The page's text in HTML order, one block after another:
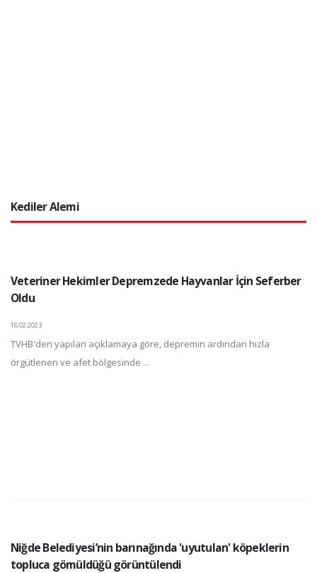
Kediler Alemi
Veteriner Hekimler Depremzede Hayvanlar İçin Seferber
Oldu
16.02.2023
TVHB'den yapılan açıklamaya göre, depremin ardından hızla
örgütlenen ve afet bölgesinde ...
Niğde Belediyesi’nin barınağında 'uyutulan' köpeklerin
topluca gömüldüğü görüntülendi